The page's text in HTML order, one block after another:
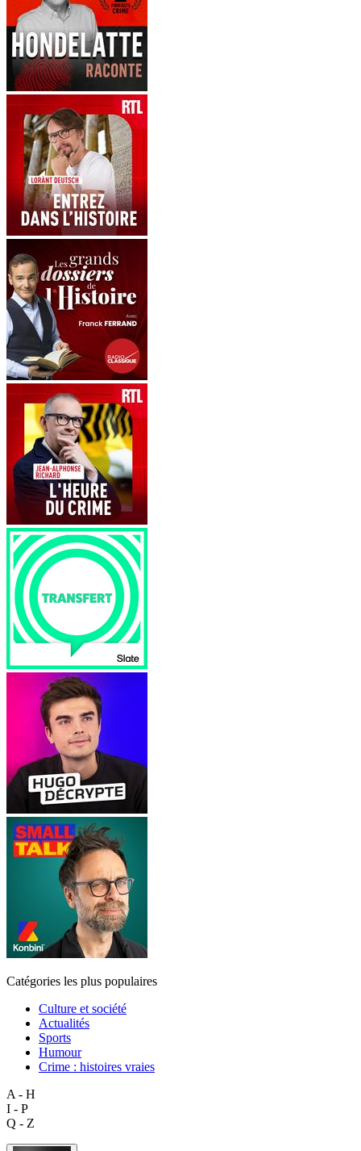
Catégories les plus populaires
Culture et société
Actualités
Sports
Humour
Crime : histoires vraies
A - H
I - P
Q - Z